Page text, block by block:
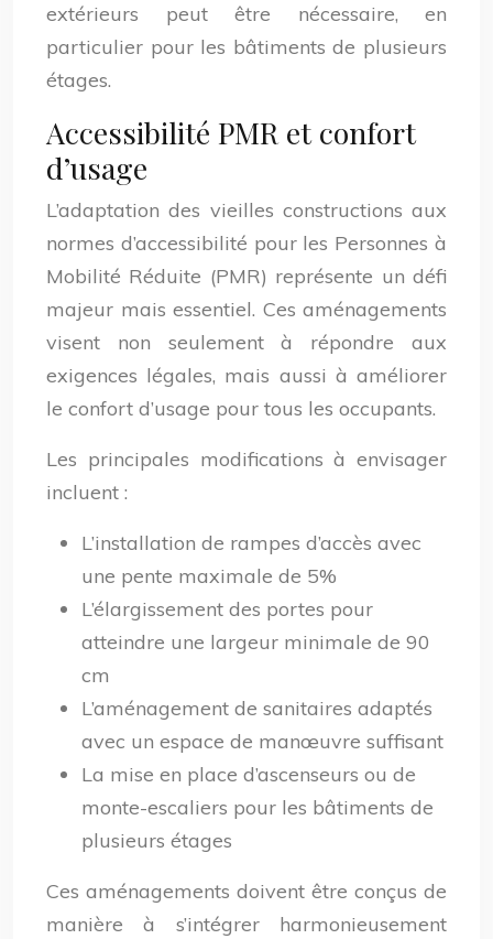
extérieurs peut être nécessaire, en
particulier pour les bâtiments de plusieurs
étages.
Accessibilité PMR et confort
d’usage
L’adaptation des vieilles constructions aux
normes d’accessibilité pour les Personnes à
Mobilité Réduite (PMR) représente un défi
majeur mais essentiel. Ces aménagements
visent non seulement à répondre aux
exigences légales, mais aussi à améliorer
le confort d’usage pour tous les occupants.
Les principales modifications à envisager
incluent :
L’installation de rampes d’accès avec
une pente maximale de 5%
L’élargissement des portes pour
atteindre une largeur minimale de 90
cm
L’aménagement de sanitaires adaptés
avec un espace de manœuvre suffisant
La mise en place d’ascenseurs ou de
monte-escaliers pour les bâtiments de
plusieurs étages
Ces aménagements doivent être conçus de
manière à s’intégrer harmonieusement